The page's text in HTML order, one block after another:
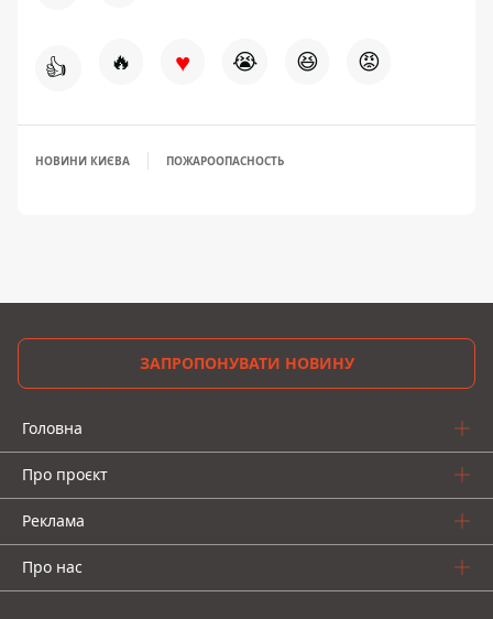
👍 🔥 ♥ 😭 😆 😡
НОВИНИ КИЄВА ПОЖАРООПАСНОСТЬ
ЗАПРОПОНУВАТИ НОВИНУ
Головна
Про проєкт
Реклама
Про нас